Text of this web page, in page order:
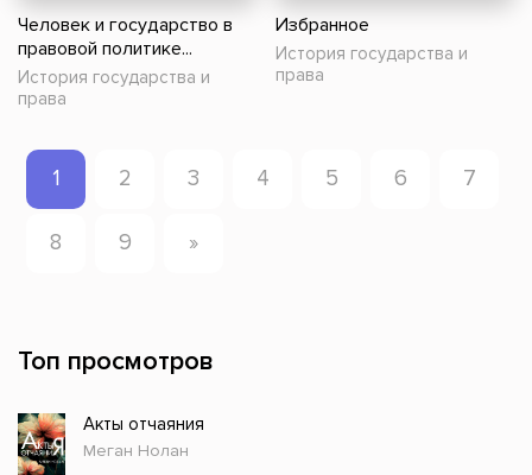
Человек и государство в
правовой политике...
История государства и
права
Избранное
История государства и
права
1 2 3 4 5 6 7
8 9 »
Топ просмотров
Акты отчаяния
Меган Нолан